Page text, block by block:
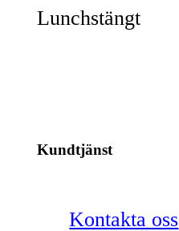
Lunchstängt
Kundtjänst
Kontakta oss